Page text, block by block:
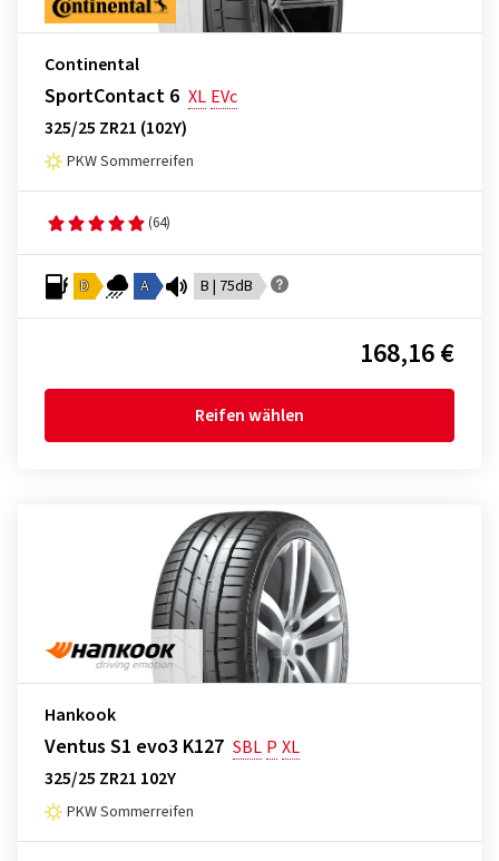
Continental
SportContact 6 XL EVc
325/25 ZR21 (102Y)
PKW Sommerreifen
(64)
D A B | 75dB
168,16 €
Reifen wählen
Hankook
Ventus S1 evo3 K127 SBL P XL
325/25 ZR21 102Y
PKW Sommerreifen